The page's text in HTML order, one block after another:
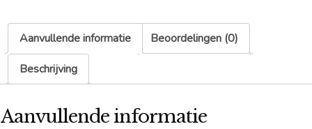
Aanvullende informatie
Beoordelingen (0)
Beschrijving
Aanvullende informatie